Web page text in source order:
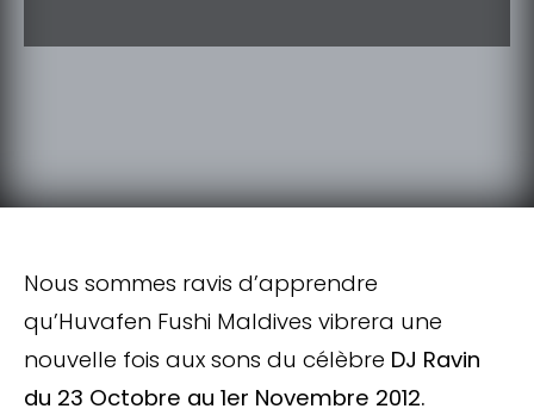
Nous sommes ravis d’apprendre
qu’Huvafen Fushi Maldives vibrera une
nouvelle fois aux sons du célèbre DJ Ravin
du 23 Octobre au 1er Novembre 2012.